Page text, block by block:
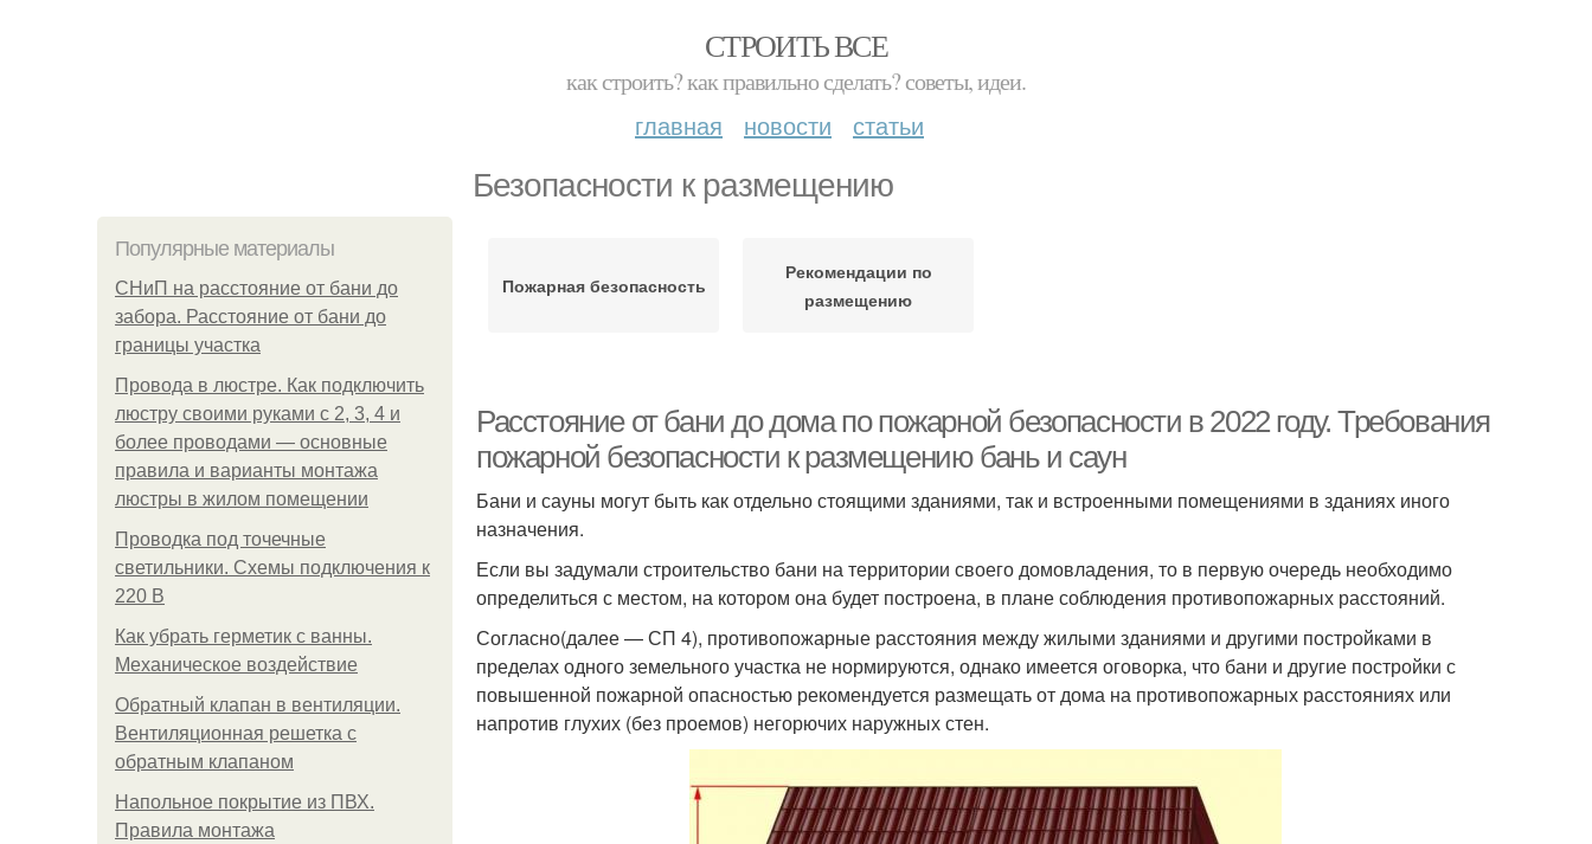
СТРОИТЬ ВСЕ
как строить? как правильно сделать? советы, идеи.
главная новости статьи
Безопасности к размещению
Популярные материалы
СНиП на расстояние от бани до
забора. Расстояние от бани до
границы участка
Провода в люстре. Как подключить
люстру своими руками с 2, 3, 4 и
более проводами — основные
правила и варианты монтажа
люстры в жилом помещении
Проводка под точечные
светильники. Схемы подключения к
220 В
Как убрать герметик с ванны.
Механическое воздействие
Обратный клапан в вентиляции.
Вентиляционная решетка с
обратным клапаном
Напольное покрытие из ПВХ.
Правила монтажа
Пожарная безопасность
Рекомендации по
размещению
Расстояние от бани до дома по пожарной безопасности в 2022 году. Требования
пожарной безопасности к размещению бань и саун
Бани и сауны могут быть как отдельно стоящими зданиями, так и встроенными помещениями в зданиях иного
назначения.
Если вы задумали строительство бани на территории своего домовладения, то в первую очередь необходимо
определиться с местом, на котором она будет построена, в плане соблюдения противопожарных расстояний.
Согласно(далее — СП 4), противопожарные расстояния между жилыми зданиями и другими постройками в
пределах одного земельного участка не нормируются, однако имеется оговорка, что бани и другие постройки с
повышенной пожарной опасностью рекомендуется размещать от дома на противопожарных расстояниях или
напротив глухих (без проемов) негорючих наружных стен.